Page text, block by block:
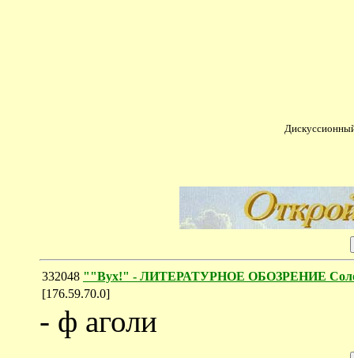
332048 ""Вух!" - ЛИТЕРАТУРНОЕ ОБОЗРЕНИЕ
[176.59.70.0]
- ф аголи